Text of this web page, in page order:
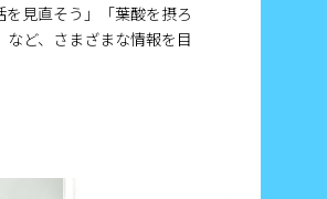
見直そう」「葉酸を摂ろ
ど、さまざまな情報を目